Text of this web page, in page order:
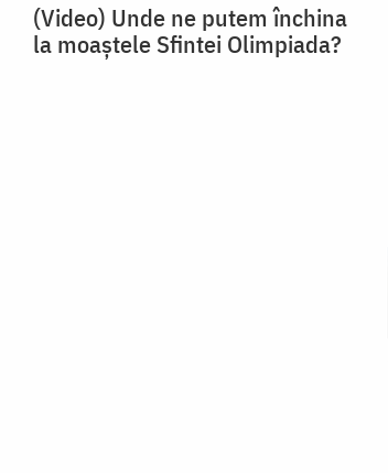
(Video) Unde ne putem închina
la moaștele Sfintei Olimpiada?